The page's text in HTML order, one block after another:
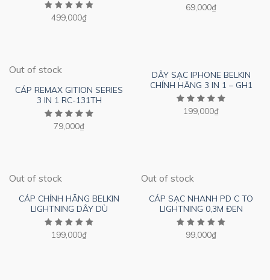
499,000₫
69,000₫
Out of stock
CÁP REMAX GITION SERIES
3 IN 1 RC-131TH
79,000₫
DÂY SẠC IPHONE BELKIN
CHÍNH HÃNG 3 IN 1 – GH1
199,000₫
Out of stock
CÁP CHÍNH HÃNG BELKIN
LIGHTNING DÂY DÙ
199,000₫
Out of stock
CÁP SẠC NHANH PD C TO
LIGHTNING 0,3M ĐEN
99,000₫